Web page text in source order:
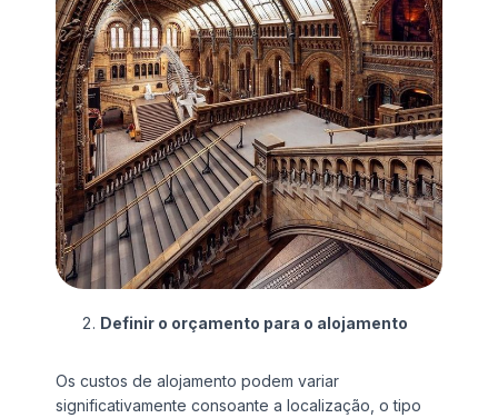
Definir o orçamento para o alojamento
Os custos de alojamento podem variar
significativamente consoante a localização, o tipo